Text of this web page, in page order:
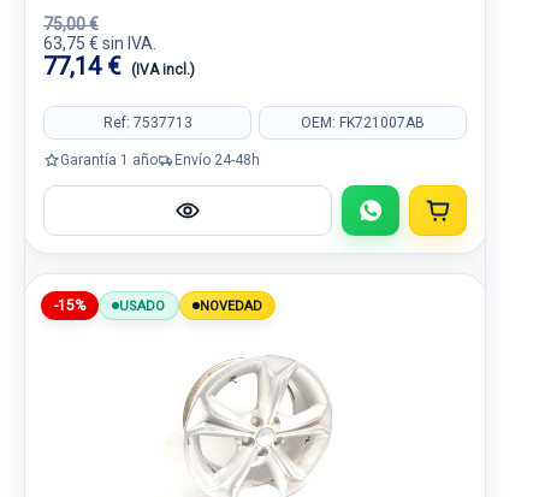
75,00 €
63,75 € sin IVA.
77,14 € (IVA incl.)
Ref: 7537713 OEM: FK721007AB
Garantía 1 año Envío 24-48h
-15% USADO NOVEDAD